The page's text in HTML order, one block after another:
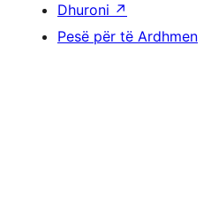
Dhuroni ↗
Pesë për të Ardhmen